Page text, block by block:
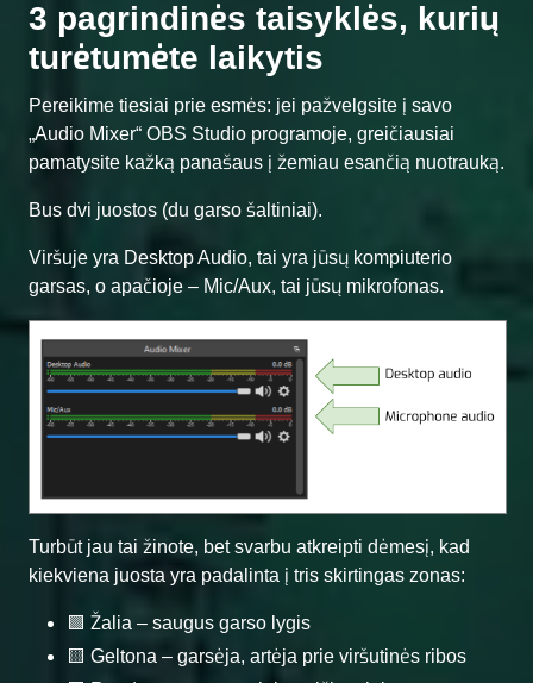
3 pagrindinės taisyklės, kurių
turėtumėte laikytis
Pereikime tiesiai prie esmės: jei pažvelgsite į savo
„Audio Mixer“ OBS Studio programoje, greičiausiai
pamatysite kažką panašaus į žemiau esančią nuotrauką.
Bus dvi juostos (du garso šaltiniai).
Viršuje yra Desktop Audio, tai yra jūsų kompiuterio
garsas, o apačioje – Mic/Aux, tai jūsų mikrofonas.
Turbūt jau tai žinote, bet svarbu atkreipti dėmesį, kad
kiekviena juosta yra padalinta į tris skirtingas zonas:
🟩 Žalia – saugus garso lygis
🟨 Geltona – garsėja, artėja prie viršutinės ribos